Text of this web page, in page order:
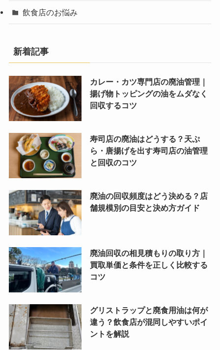
飲食店のお悩み
新着記事
カレー・カツ専門店の廃油管理｜
揚げ物トッピングの油をムダなく
回収するコツ
寿司店の廃油はどうする？天ぷ
ら・唐揚げを出す寿司店の油管理
と回収のコツ
廃油の回収頻度はどう決める？店
舗規模別の目安と決め方ガイド
廃油回収の相見積もりの取り方｜
買取単価と条件を正しく比較する
コツ
グリストラップと廃食用油は何が
違う？飲食店が混同しやすいポイ
ントを解説